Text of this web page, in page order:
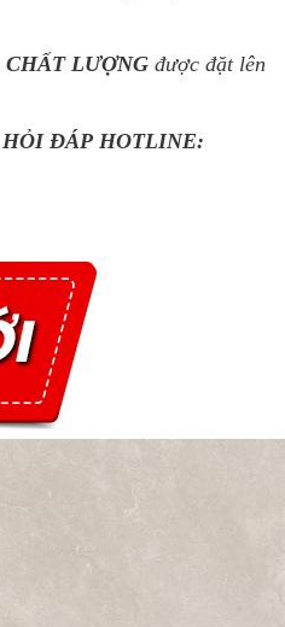
CHẤT LƯỢNG được đặt lên
ĐÁP HOTLINE: